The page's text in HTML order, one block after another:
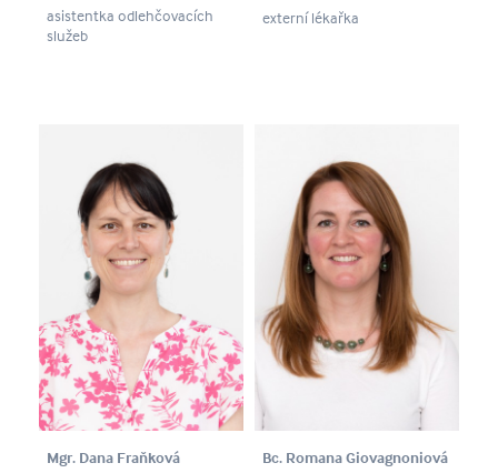
asistentka odlehčovacích
služeb
externí lékařka
Mgr. Dana Fraňková
Bc. Romana Giovagnoniová